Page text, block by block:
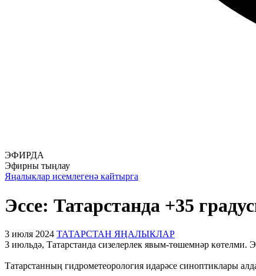
ЭФИРДА
Эфирны тыңлау
Яңалыклар исемлегенә кайтырга
Эссе: Татарстанда +35
3 июля 2024 ТАТАРСТАН ЯҢАЛЫКЛАР
3 июльдә, Татарстанда сизелерлек явым-төшемнәр көтелми.
Татарстанның гидрометеорология идарәсе синоптиклары